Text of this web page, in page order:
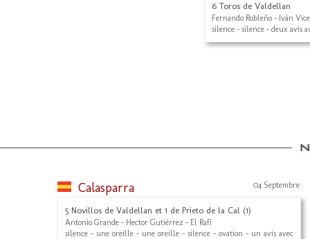
6 Toros de Valdellan
Fernando Robleño - Iván
silence - silence - deux avis
Calasparra 04 Septembre
5 Novillos de Valdellan et 1 de Prieto de la Cal (1)
Antonio Grande - Hector Gutiérrez - El Rafi
silence - une oreille - une oreille - silence - ovation - un avis avec